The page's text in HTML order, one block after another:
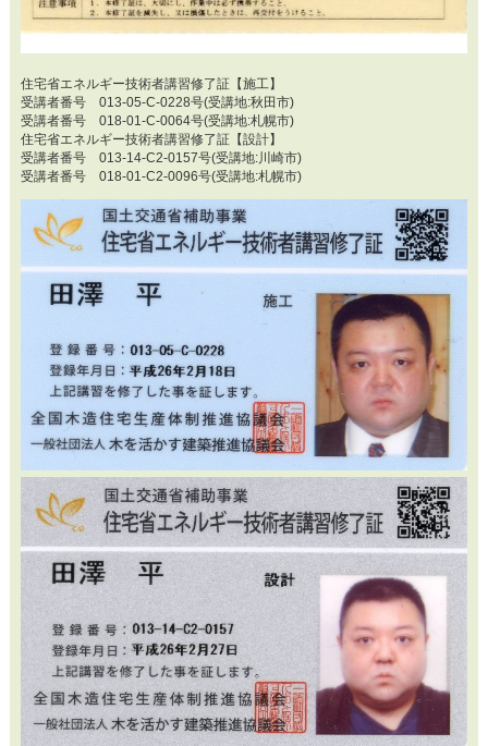
住宅省エネルギー技術者講習修了証【施工】
受講者番号 013-05-C-0228号(受講地:秋田市)
受講者番号 018-01-C-0064号(受講地:札幌市)
住宅省エネルギー技術者講習修了証【設計】
受講者番号 013-14-C2-0157号(受講地:川崎市)
受講者番号 018-01-C2-0096号(受講地:札幌市)